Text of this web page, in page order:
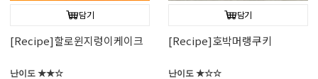
담기
[Recipe]할로윈지렁이케이크
난이도 ★★☆
담기
[Recipe]호박머랭쿠키
난이도 ★☆☆